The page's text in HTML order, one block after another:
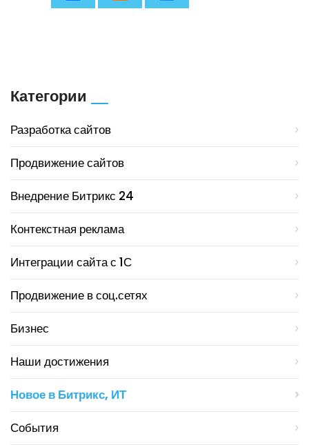
Категории
Разработка сайтов
Продвижение сайтов
Внедрение Битрикс 24
Контекстная реклама
Интеграции сайта с 1С
Продвижение в соц.сетях
Бизнес
Наши достижения
Новое в Битрикс, ИТ
События